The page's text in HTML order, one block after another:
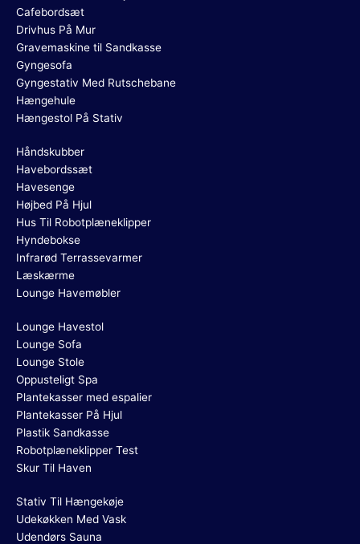
Cafebordsæt
Drivhus På Mur
Gravemaskine til Sandkasse
Gyngesofa
Gyngestativ Med Rutschebane
Hængehule
Hængestol På Stativ
Håndskubber
Havebordssæt
Havesenge
Højbed På Hjul
Hus Til Robotplæneklipper
Hyndebokse
Infrarød Terrassevarmer
Læskærme
Lounge Havemøbler
Lounge Havestol
Lounge Sofa
Lounge Stole
Oppusteligt Spa
Plantekasser med espalier
Plantekasser På Hjul
Plastik Sandkasse
Robotplæneklipper Test
Skur Til Haven
Stativ Til Hængekøje
Udekøkken Med Vask
Udendørs Sauna